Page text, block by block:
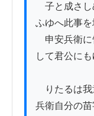
子と成さし
ふゆへ此事を
申安兵衛に
して君公に
りたるは我
兵衛自分の